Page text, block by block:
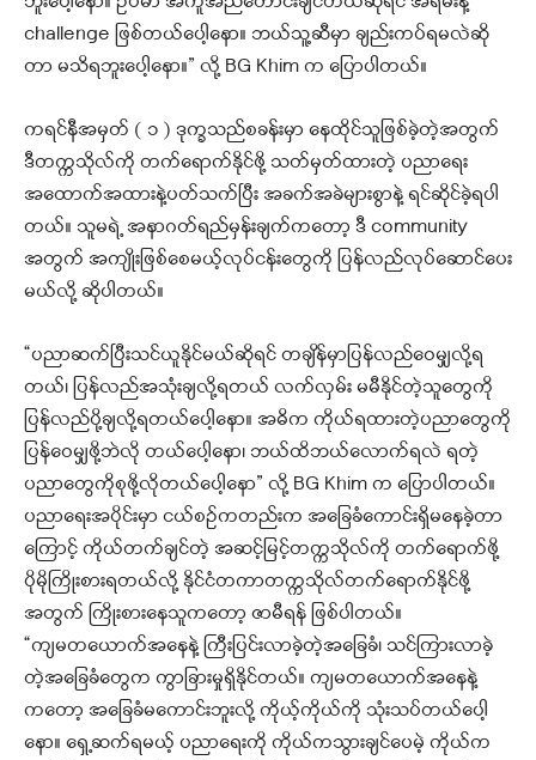
challenge ဖြစ်တယ်ပေါ့နော။ ဘယ်သူ့ဆီမှာ ချည်းကပ်ရမလဲဆို
တာ မသိရဘူးပေါ့နော။” လို့ BG Khim က ပြောပါတယ်။
ကရင်နီအမှတ် ( ၁ ) ဒုက္ခသည်စခန်းမှာ နေထိုင်သူဖြစ်ခဲ့တဲ့အတွက်
ဒီတက္ကသိုလ်ကို တက်ရောက်နိုင်ဖို့ သတ်မှတ်ထားတဲ့ ပညာရေး
အထောက်အထားနဲ့ပတ်သက်ပြီး အခက်အခဲများစွာနဲ့ ရင်ဆိုင်ခဲ့ရပါ
တယ်။ သူမရဲ့ အနာဂတ်ရည်မှန်းချက်ကတော့ ဒီ community
အတွက် အကျိုးဖြစ်စေမယ့်လုပ်ငန်းတွေကို ပြန်လည်လုပ်ဆောင်ပေး
မယ်လို့ ဆိုပါတယ်။
“ပညာဆက်ပြီးသင်ယူနိုင်မယ်ဆိုရင် တချိန်မှာပြန်လည်ဝေမျှလို့ရ
တယ်၊ ပြန်လည်အသုံးချလို့ရတယ် လက်လှမ်း မမီနိုင်တဲ့သူတွေကို
ပြန်လည်ပို့ချလို့ရတယ်ပေါ့နော။ အဓိက ကိုယ်ရထားတဲ့ပညာတွေကို
ပြန်ဝေမျှဖို့ဘဲလို တယ်ပေါ့နော၊ ဘယ်ထိဘယ်လောက်ရလဲ ရတဲ့
ပညာတွေကိုစုဖို့လိုတယ်ပေါ့နော” လို့ BG Khim က ပြောပါတယ်။
ပညာရေးအပိုင်းမှာ ငယ်စဥ်ကတည်းက အခြေခံကောင်းရှိမနေခဲ့တာ
ကြောင့် ကိုယ်တက်ချင်တဲ့ အဆင့်မြင့်တက္ကသိုလ်ကို တက်ရောက်ဖို့
ပိုမိုကြိုးစားရတယ်လို့ နိုင်ငံတကာတက္ကသိုလ်တက်ရောက်နိုင်ဖို့
အတွက် ကြိုးစားနေသူကတော့ ဇာမီရန် ဖြစ်ပါတယ်။
“ကျမတယောက်အနေနဲ့ ကြီးပြင်းလာခဲ့တဲ့အခြေခံ၊ သင်ကြားလာခဲ့
တဲ့အခြေခံတွေက ကွာခြားမှုရှိနိုင်တယ်။ ကျမတယောက်အနေနဲ့
ကတော့ အခြေခံမကောင်းဘူးလို့ ကိုယ့်ကိုယ်ကို သုံးသပ်တယ်ပေါ့
နော။ ရှေ့ဆက်ရမယ့် ပညာရေးကို ကိုယ်ကသွားချင်ပေမဲ့ ကိုယ်က